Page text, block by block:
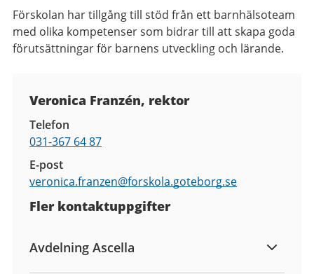
Förskolan har tillgång till stöd från ett barnhälsoteam
med olika kompetenser som bidrar till att skapa goda
förutsättningar för barnens utveckling och lärande.
Veronica Franzén, rektor
Telefon
031-367 64 87
E-post
veronica.franzen@forskola.goteborg.se
Fler kontaktuppgifter
Avdelning Ascella